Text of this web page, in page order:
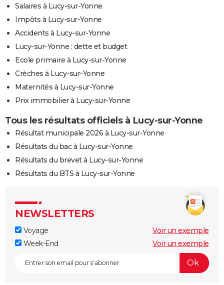
Salaires à Lucy-sur-Yonne
Impôts à Lucy-sur-Yonne
Accidents à Lucy-sur-Yonne
Lucy-sur-Yonne : dette et budget
Ecole primaire à Lucy-sur-Yonne
Crèches à Lucy-sur-Yonne
Maternités à Lucy-sur-Yonne
Prix immobilier à Lucy-sur-Yonne
Tous les résultats officiels à Lucy-sur-Yonne
Résultat municipale 2026 à Lucy-sur-Yonne
Résultats du bac à Lucy-sur-Yonne
Résultats du brevet à Lucy-sur-Yonne
Résultats du BTS à Lucy-sur-Yonne
NEWSLETTERS
Voyage
Voir un exemple
Week-End
Voir un exemple